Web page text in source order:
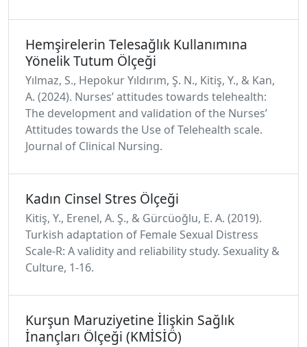
Hemşirelerin Telesağlık Kullanımına
Yönelik Tutum Ölçeği
Yılmaz, S., Hepokur Yıldırım, Ş. N., Kitiş, Y., & Kan,
A. (2024). Nurses’ attitudes towards telehealth:
The development and validation of the Nurses’
Attitudes towards the Use of Telehealth scale.
Journal of Clinical Nursing.
Kadın Cinsel Stres Ölçeği
Kitiş, Y., Erenel, A. Ş., & Gürcüoğlu, E. A. (2019).
Turkish adaptation of Female Sexual Distress
Scale-R: A validity and reliability study. Sexuality &
Culture, 1-16.
Kurşun Maruziyetine İlişkin Sağlık
İnançları Ölçeği (KMİSİÖ)